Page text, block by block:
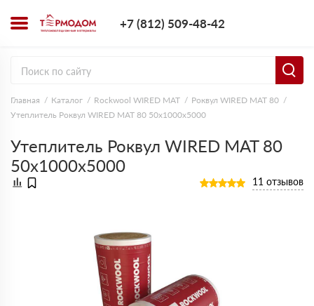
+7 (812) 509-48-42
Главная Каталог Rockwool WIRED MAT
Роквул WIRED MAT 80
Утеплитель Роквул WIRED MAT 80 50х1000х5000
Утеплитель Роквул WIRED MAT 80
50х1000х5000
11 отзывов